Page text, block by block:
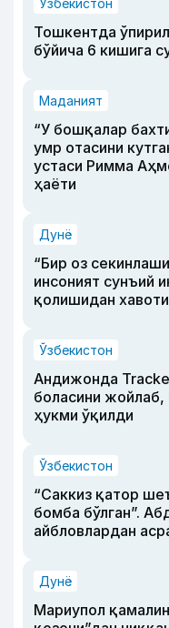
Ўзбекистон
Тошкентда
бўйича 6 кишига
Маданият
“У бошқалар
умр отасини
устаси Римма
ҳаёти
Дунё
“Бир оз
инсоният сунъий
қолишидан
Ўзбекистон
Андижонда
боласини жойлаб,
ҳукми ўқилди
Ўзбекистон
“Саккиз қатор
бомба бўлган”.
айбловлардан
Дунё
Мариупол